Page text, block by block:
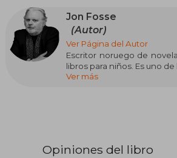
Jon Fosse
(Autor)
Ver Página del Autor
Escritor noruego de
libros para niños. Es uno de
productivos de Europa y
Ver más
Opiniones del libro